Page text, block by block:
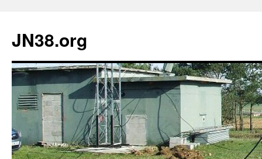
JN38.org